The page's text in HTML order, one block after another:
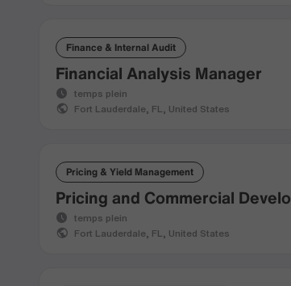
Finance & Internal Audit
Financial Analysis Manager
temps plein
Fort Lauderdale, FL, United States
Pricing & Yield Management
Pricing and Commercial
temps plein
Fort Lauderdale, FL, United States